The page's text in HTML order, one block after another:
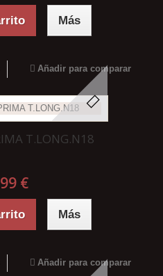
Más
Añadir para comparar
T.LONG.N18
€
Más
Añadir para comparar